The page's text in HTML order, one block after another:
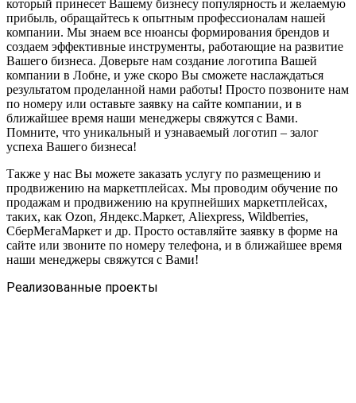
который принесет Вашему бизнесу популярность и желаемую
прибыль, обращайтесь к опытным профессионалам нашей
компании. Мы знаем все нюансы формирования брендов и
создаем эффективные инструменты, работающие на развитие
Вашего бизнеса. Доверьте нам создание логотипа Вашей
компании в Лобне, и уже скоро Вы сможете наслаждаться
результатом проделанной нами работы! Просто позвоните нам
по номеру или оставьте заявку на сайте компании, и в
ближайшее время наши менеджеры свяжутся с Вами.
Помните, что уникальный и узнаваемый логотип – залог
успеха Вашего бизнеса!
Также у нас Вы можете заказать услугу по размещению и
продвижению на маркетплейсах. Мы проводим обучение по
продажам и продвижению на крупнейших маркетплейсах,
таких, как Ozon, Яндекс.Маркет, Aliexpress, Wildberries,
СберМегаМаркет и др. Просто оставляйте заявку в форме на
сайте или звоните по номеру телефона, и в ближайшее время
наши менеджеры свяжутся с Вами!
Реализованные проекты